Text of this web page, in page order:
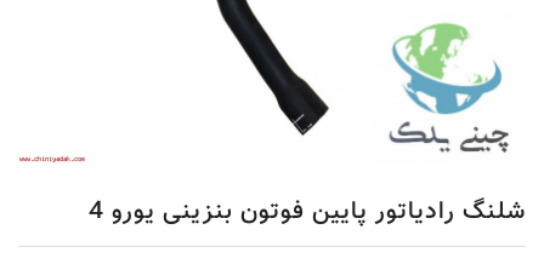
شلنگ رادیاتور پایین فوتون بنزینی یورو 4